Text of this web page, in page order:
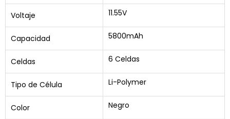
Voltaje 11.55V
Capacidad 5800mAh
Celdas 6 Celdas
Tipo de Célula Li-Polymer
Color Negro